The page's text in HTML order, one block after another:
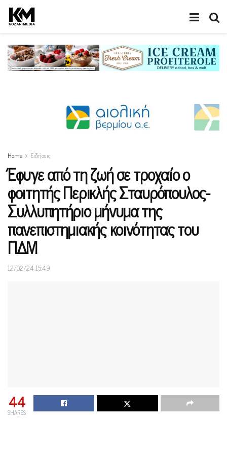
Home Ειδήσεις
Έφυγε από τη ζωή σε τροχαίο ο
φοιτητής Περικλής Σταυρόπουλος-
Συλλυπητήριο μήνυμα της
πανεπιστημιακής κοινότητας του
ΠΔΜ
12/02/24 15:49
44
SHARES